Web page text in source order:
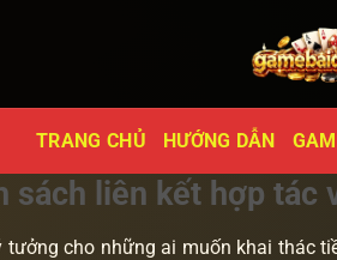
TRANG CHỦ
HƯỚNG DẪN
sách liên kết hợp tác
tưởng cho những ai muốn khai thác